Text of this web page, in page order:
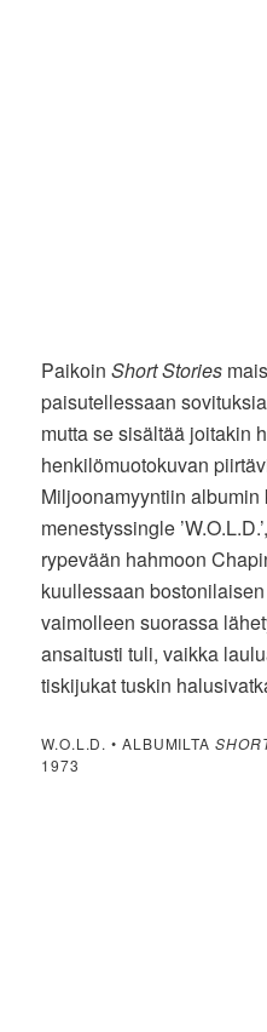
PaikoinShort Stories
paisutellessaan
mutta se sisältää joitakin
henkilömuotokuvan
Miljoonamyyntiin albumin
menestyssingle
rypevään hahmoon
kuullessaan
vaimolleen suorassa
ansaitusti tuli, vaikka
tiskijukat tuskin
W.O.L.D. • ALBUMILTA
1973